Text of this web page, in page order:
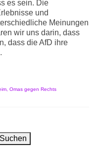
es sein. Die
und
Meinungen
wir uns darin, dass
dass die AfD ihre
Omas gegen Rechts
Suchen